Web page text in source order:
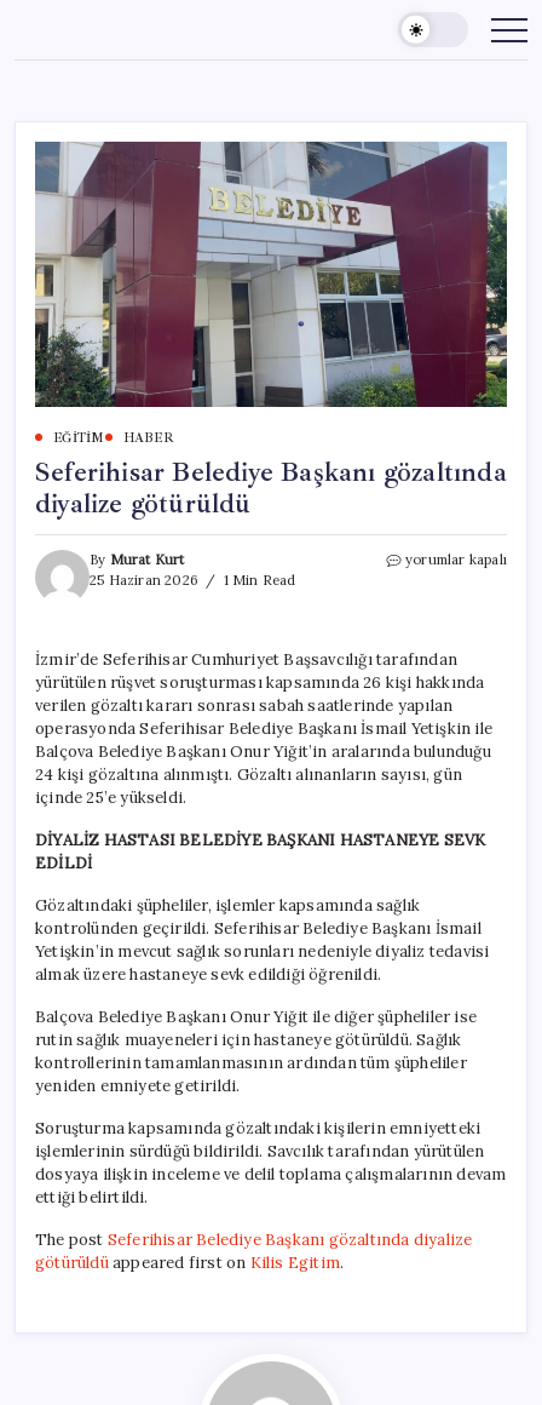
content
EĞITIM HABER
Seferihisar Belediye Başkanı gözaltında
diyalize götürüldü
By Murat Kurt
25 Haziran 2026
1 Min Read
Seferihisar
götürüldü
için
yorumlar kapalı
İzmir’de Seferihisar Cumhuriyet Başsavcılığı tarafından
yürütülen rüşvet soruşturması kapsamında 26 kişi hakkında
verilen gözaltı kararı sonrası sabah saatlerinde yapılan
operasyonda Seferihisar Belediye Başkanı İsmail Yetişkin ile
Balçova Belediye Başkanı Onur Yiğit’in aralarında bulunduğu
24 kişi gözaltına alınmıştı. Gözaltı alınanların sayısı, gün
içinde 25’e yükseldi.
DİYALİZ HASTASI BELEDİYE BAŞKANI HASTANEYE SEVK
EDİLDİ
Gözaltındaki şüpheliler, işlemler kapsamında sağlık
kontrolünden geçirildi. Seferihisar Belediye Başkanı İsmail
Yetişkin’in mevcut sağlık sorunları nedeniyle diyaliz tedavisi
almak üzere hastaneye sevk edildiği öğrenildi.
Balçova Belediye Başkanı Onur Yiğit ile diğer şüpheliler ise
rutin sağlık muayeneleri için hastaneye götürüldü. Sağlık
kontrollerinin tamamlanmasının ardından tüm şüpheliler
yeniden emniyete getirildi.
Soruşturma kapsamında gözaltındaki kişilerin emniyetteki
işlemlerinin sürdüğü bildirildi. Savcılık tarafından yürütülen
dosyaya ilişkin inceleme ve delil toplama çalışmalarının devam
ettiği belirtildi.
The post Seferihisar Belediye Başkanı gözaltında diyalize
götürüldüappeared first on Kilis Egitim.